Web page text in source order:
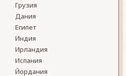
Грузия
Дания
Египет
Индия
Ирландия
Испания
Йордания